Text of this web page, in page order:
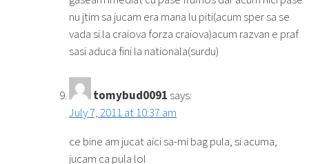
nu jtim sa jucam era mana lu piti(acum sper sa se
vada si la craiova forza craiova)acum razvan e praf
sasi aduca fini la nationala(surdu)
tomybud0091 says:
July 7, 2011 at 10:37 am
ce bine am jucat aici sa-mi bag pula, si acuma,
jucam ca pula lol